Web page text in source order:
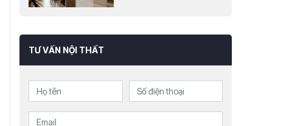
TƯ VẤN NỘI THẤT